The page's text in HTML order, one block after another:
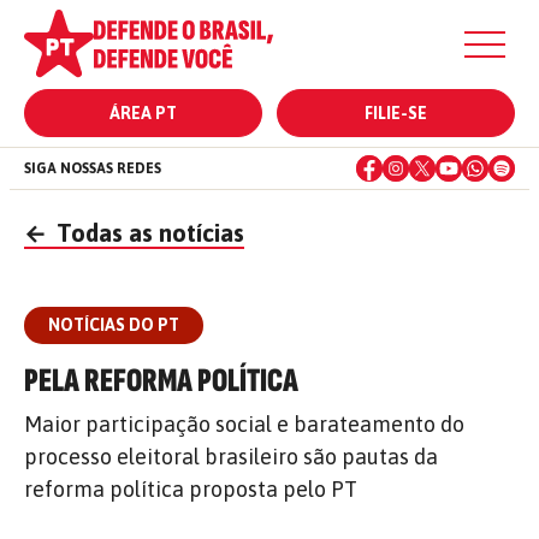
ÁREA PT FILIE-SE
SIGA NOSSAS REDES
← Todas as notícias
NOTÍCIAS DO PT
PELA REFORMA POLÍTICA
Maior participação social e barateamento do
processo eleitoral brasileiro são pautas da
reforma política proposta pelo PT